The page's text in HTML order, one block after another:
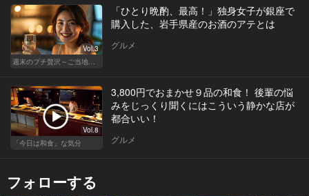
Vol.3
「ひとり晩酌、最高！」独身女子が銀座で
購入した、岩手県産のお酒のアテとは
グルメ
Vol.8
「今日は和食」な気分
3,800円でおまかせ９品の和食！ 後輩の悩
みをじっくり聞くにはこういう静かな店が
都合いい！
グルメ
フォローする